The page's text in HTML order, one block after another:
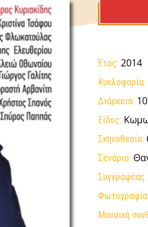
Έτος: 2014
Κυκλοφορία:
Διάρκεια:
Είδος:
Σκηνοθεσία:
Σενάριο:
Συγγραφέας:
Φωτογραφία:
Μουσική